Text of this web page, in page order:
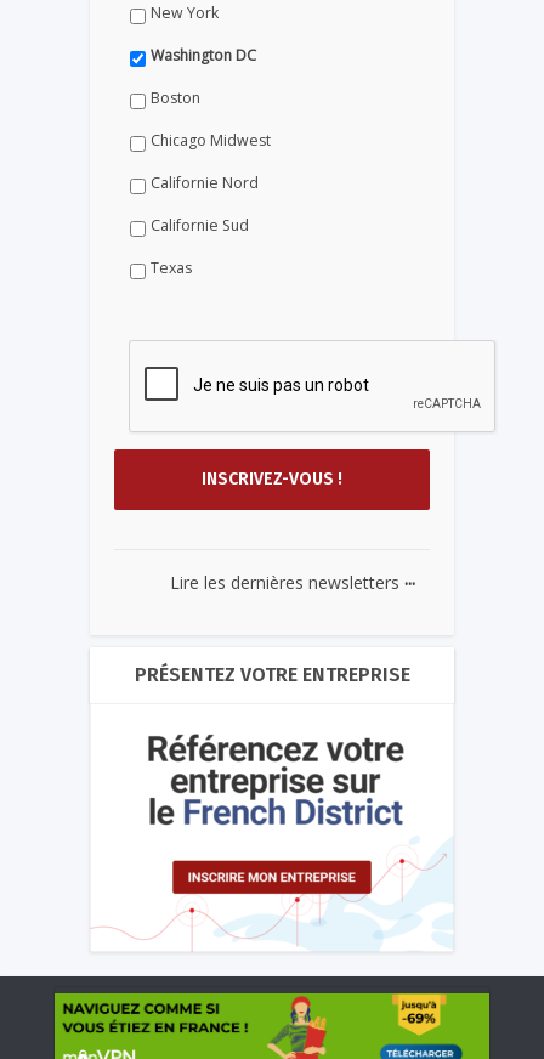
New York
Washington DC
Boston
Chicago Midwest
Californie Nord
Californie Sud
Texas
Lire les dernières newsletters ...
PRÉSENTEZ VOTRE ENTREPRISE